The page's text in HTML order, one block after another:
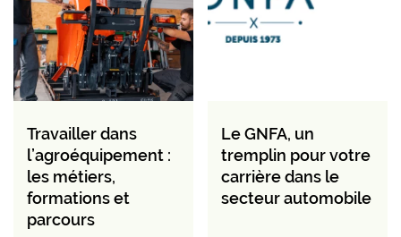
Travailler dans
l’agroéquipement :
les métiers,
formations et
parcours
Le GNFA, un
tremplin pour votre
carrière dans le
secteur automobile